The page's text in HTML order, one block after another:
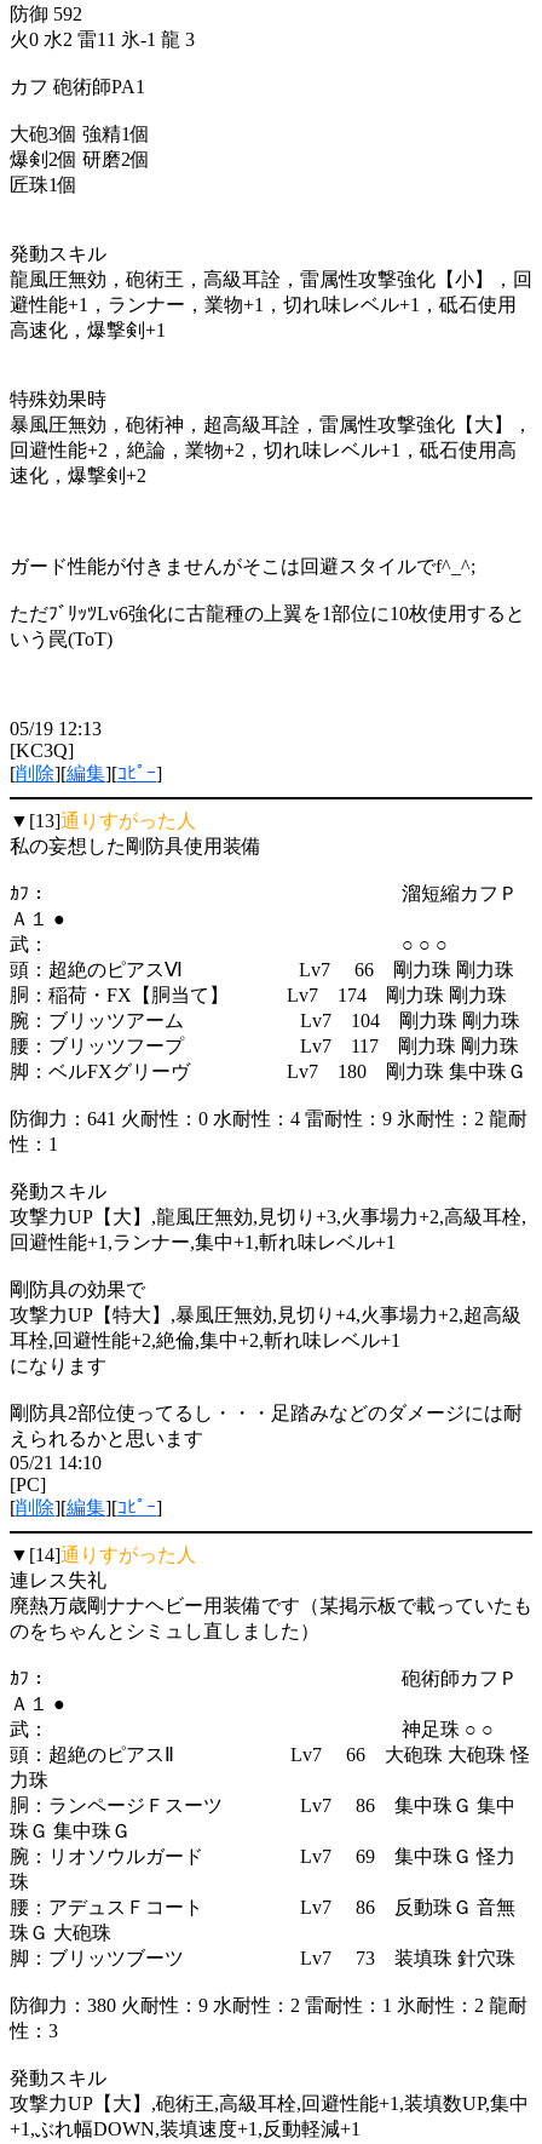
防御 592
火0 水2 雷11 氷-1 龍 3
カフ 砲術師PA1
大砲3個 強精1個
爆剣2個 研磨2個
匠珠1個
発動スキル
龍風圧無効，砲術王，高級耳詮，雷属性攻撃強化【小】，回
避性能+1，ランナー，業物+1，切れ味レベル+1，砥石使用
高速化，爆撃剣+1
特殊効果時
暴風圧無効，砲術神，超高級耳詮，雷属性攻撃強化【大】，
回避性能+2，絶論，業物+2，切れ味レベル+1，砥石使用高
速化，爆撃剣+2
ガード性能が付きませんがそこは回避スタイルでf^_^;
ただﾌﾞﾘｯﾂLv6強化に古龍種の上翼を1部位に10枚使用すると
いう罠(ToT)
05/19 12:13
[KC3Q]
[削除][編集][ｺﾋﾟｰ]
▼[13]通りすがった人
私の妄想した剛防具使用装備
ｶﾌ： 溜短縮カフＰ
Ａ１ ●
武： ○ ○ ○
頭：超絶のピアスⅥ Lv7 66 剛力珠 剛力珠
胴：稲荷・FX【胴当て】 Lv7 174 剛力珠 剛力珠
腕：ブリッツアーム Lv7 104 剛力珠 剛力珠
腰：ブリッツフープ Lv7 117 剛力珠 剛力珠
脚：ベルFXグリーヴ Lv7 180 剛力珠 集中珠Ｇ
防御力：641 火耐性：0 水耐性：4 雷耐性：9 氷耐性：2 龍耐
性：1
発動スキル
攻撃力UP【大】,龍風圧無効,見切り+3,火事場力+2,高級耳栓,
回避性能+1,ランナー,集中+1,斬れ味レベル+1
剛防具の効果で
攻撃力UP【特大】,暴風圧無効,見切り+4,火事場力+2,超高級
耳栓,回避性能+2,絶倫,集中+2,斬れ味レベル+1
になります
剛防具2部位使ってるし・・・足踏みなどのダメージには耐
えられるかと思います
05/21 14:10
[PC]
[削除][編集][ｺﾋﾟｰ]
▼[14]通りすがった人
連レス失礼
廃熱万歳剛ナナヘビー用装備です（某掲示板で載っていたも
のをちゃんとシミュし直しました）
ｶﾌ： 砲術師カフＰ
Ａ１ ●
武： 神足珠 ○ ○
頭：超絶のピアスⅡ Lv7 66 大砲珠 大砲珠 怪
力珠
胴：ランページＦスーツ Lv7 86 集中珠Ｇ 集中
珠Ｇ 集中珠Ｇ
腕：リオソウルガード Lv7 69 集中珠Ｇ 怪力
珠
腰：アデュスＦコート Lv7 86 反動珠Ｇ 音無
珠Ｇ 大砲珠
脚：ブリッツブーツ Lv7 73 装填珠 針穴珠
防御力：380 火耐性：9 水耐性：2 雷耐性：1 氷耐性：2 龍耐
性：3
発動スキル
攻撃力UP【大】,砲術王,高級耳栓,回避性能+1,装填数UP,集中
+1,ぶれ幅DOWN,装填速度+1,反動軽減+1